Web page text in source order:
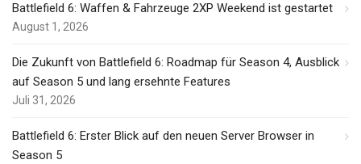
Battlefield 6: Waffen & Fahrzeuge 2XP Weekend ist gestartet
August 1, 2026
Die Zukunft von Battlefield 6: Roadmap für Season 4, Ausblick
auf Season 5 und lang ersehnte Features
Juli 31, 2026
Battlefield 6: Erster Blick auf den neuen Server Browser in
Season 5